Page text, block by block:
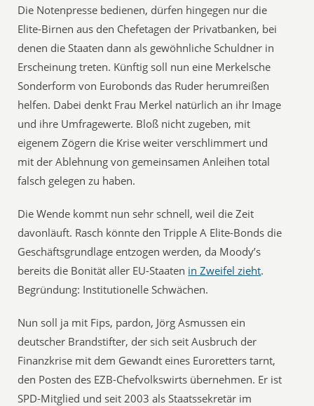
Die Notenpresse bedienen, dürfen hingegen nur die
Elite-Birnen aus den Chefetagen der Privatbanken, bei
denen die Staaten dann als gewöhnliche Schuldner in
Erscheinung treten. Künftig soll nun eine Merkelsche
Sonderform von Eurobonds das Ruder herumreißen
helfen. Dabei denkt Frau Merkel natürlich an ihr Image
und ihre Umfragewerte. Bloß nicht zugeben, mit
eigenem Zögern die Krise weiter verschlimmert und
mit der Ablehnung von gemeinsamen Anleihen total
falsch gelegen zu haben.
Die Wende kommt nun sehr schnell, weil die Zeit
davonläuft. Rasch könnte den Tripple A Elite-Bonds die
Geschäftsgrundlage entzogen werden, da Moody’s
bereits die Bonität aller EU-Staaten in Zweifel zieht.
Begründung: Institutionelle Schwächen.
Nun soll ja mit Fips, pardon, Jörg Asmussen ein
deutscher Brandstifter, der sich seit Ausbruch der
Finanzkrise mit dem Gewandt eines Euroretters tarnt,
den Posten des EZB-Chefvolkswirts übernehmen. Er ist
SPD-Mitglied und seit 2003 als Staatssekretär im